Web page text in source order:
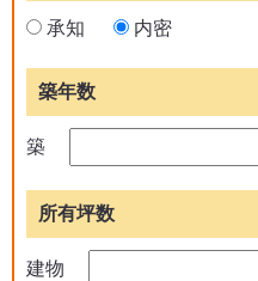
承知 内密
築年数
築
所有坪数
建物